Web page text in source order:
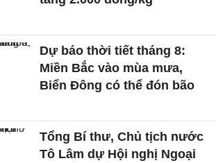
Dự báo thời tiết tháng 8:
Miền Bắc vào mùa mưa,
Biển Đông có thể đón bão
Tổng Bí thư, Chủ tịch nước
Tô Lâm dự Hội nghị Ngoại